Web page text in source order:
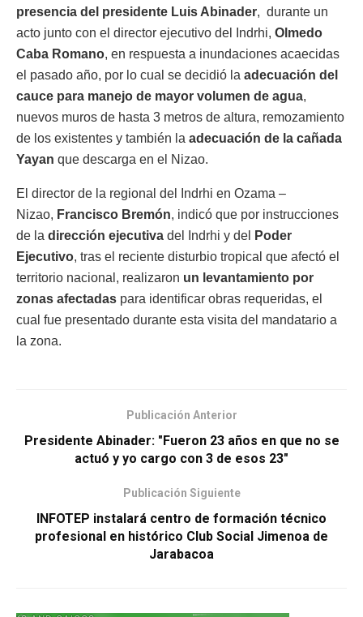
presencia del presidente Luis Abinader, durante un
acto junto con el director ejecutivo del Indrhi, Olmedo
Caba Romano, en respuesta a inundaciones acaecidas
el pasado año, por lo cual se decidió la adecuación del
cauce para manejo de mayor volumen de agua,
nuevos muros de hasta 3 metros de altura, remozamiento
de los existentes y también la adecuación de la cañada
Yayan que descarga en el Nizao.
El director de la regional del Indrhi en Ozama –
Nizao, Francisco Bremón, indicó que por instrucciones
de la dirección ejecutiva del Indrhi y del
Poder
Ejecutivo, tras el reciente disturbio tropical que afectó el
territorio nacional, realizaron un levantamiento por
zonas afectadas para identificar obras requeridas, el
cual fue presentado durante esta visita del mandatario a
la zona.
Publicación Anterior
Presidente Abinader: "Fueron 23 años en que no se
actuó y yo cargo con 3 de esos 23″
Publicación Siguiente
INFOTEP instalará centro de formación técnico
profesional en histórico Club Social Jimenoa de
Jarabacoa